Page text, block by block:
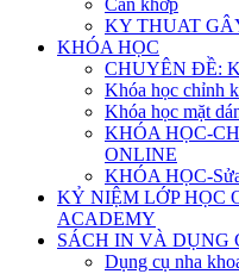
Cắn khớp
KY THUAT
KHÓA HỌC
CHUYÊN ĐỀ:
Khóa học chỉnh
Khóa học mặt
KHÓA HỌC-
ONLINE
KHÓA HỌC-
KỶ NIỆM LỚP HỌC
ACADEMY
SÁCH IN VÀ DỤNG
Dụng cụ nha